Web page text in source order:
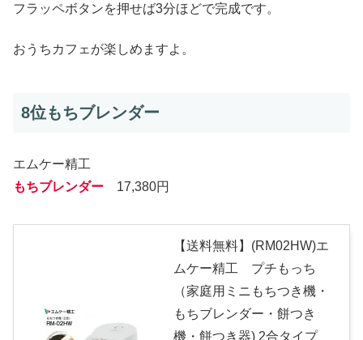
フラッペボタンを押せば3分ほどで完成です。
おうちカフェが楽しめますよ。
8位もちブレンダー
エムケー精工
もちブレンダー 17,380円
【送料無料】(RM02HW)エ
ムケー精工 プチもっち
（家庭用ミニもちつき機・
もちブレンダー・餅つき
機・餅つき器) 2合タイプ